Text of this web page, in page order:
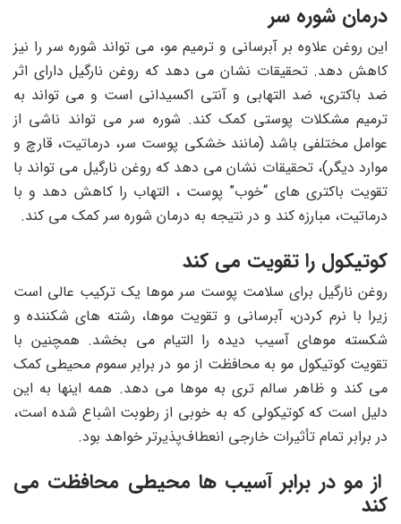
درمان شوره سر
این روغن علاوه بر آبرسانی و ترمیم مو، می تواند شوره سر را نیز
کاهش دهد. تحقیقات نشان می دهد که روغن نارگیل دارای اثر
ضد باکتری، ضد التهابی و آنتی اکسیدانی است و می تواند به
ترمیم مشکلات پوستی کمک کند. شوره سر می تواند ناشی از
عوامل مختلفی باشد (مانند خشکی پوست سر، درماتیت، قارچ و
موارد دیگر)، تحقیقات نشان می دهد که روغن نارگیل می تواند با
تقویت باکتری های “خوب” پوست ، التهاب را کاهش دهد و با
درماتیت، مبارزه کند و در نتیجه به درمان شوره سر کمک می کند.
کوتیکول را تقویت می کند
روغن نارگیل برای سلامت پوست سر موها یک ترکیب عالی است
زیرا با نرم کردن، آبرسانی و تقویت موها، رشته های شکننده و
شکسته موهای آسیب دیده را التیام می بخشد. همچنین با
تقویت کوتیکول مو به محافظت از مو در برابر سموم محیطی کمک
می کند و ظاهر سالم تری به موها می دهد. همه اینها به این
دلیل است که کوتیکولی که به خوبی از رطوبت اشباع شده است،
در برابر تمام تأثیرات خارجی انعطاف‌پذیرتر خواهد بود.
از مو در برابر آسیب ها محیطی محافظت می
کند